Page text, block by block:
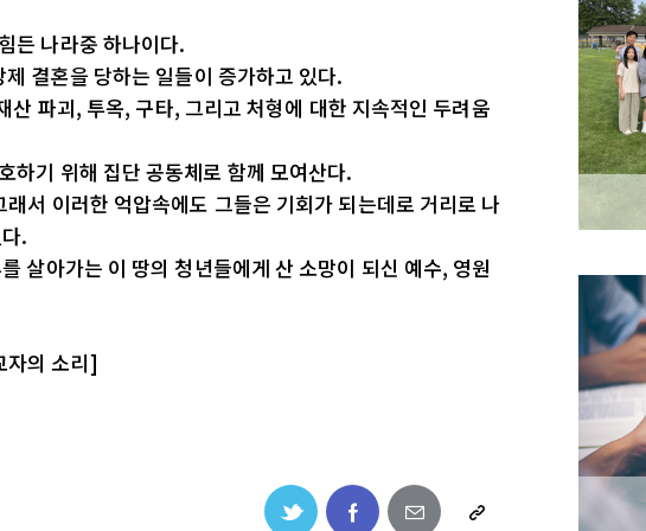
든 나라중 하나이다.
결혼을 당하는 일들이 증가하고 있다.
파괴, 투옥, 구타, 그리고 처형에 대한 지속적인 두려움
하기 위해 집단 공동체로 함께 모여산다.
서 이러한 억압속에도 그들은 기회가 되는데로 거리로 나
.
살아가는 이 땅의 청년들에게 산 소망이 되신 예수, 영원
의 소리]